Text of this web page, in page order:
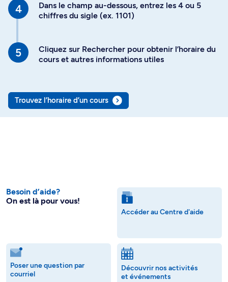
Dans le champ au-dessous, entrez les 4 ou 5
chiffres du sigle (ex. 1101)
Cliquez sur Rechercher pour obtenir l’horaire du
cours et autres informations utiles
Trouvez l’horaire d’un cours
Besoin d’aide?
On est là pour vous!
Accéder au Centre d'aide
Poser une question par
courriel
Découvrir nos activités
et événements